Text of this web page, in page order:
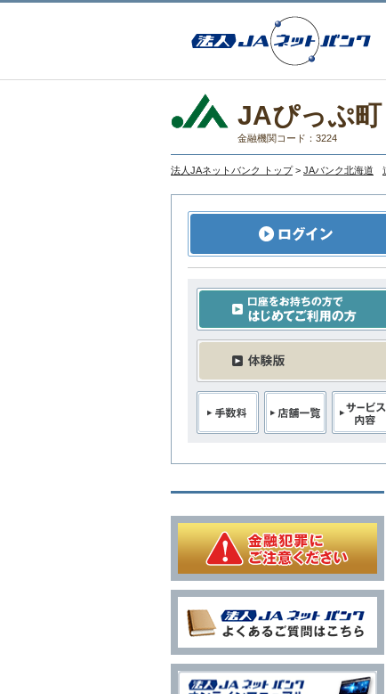
JAぴっぷ町
金融機関コード：3224
法人JAネットバンク トップ > JAバンク北海道